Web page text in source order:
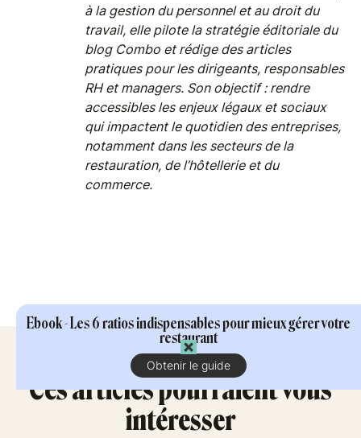
Ebook - Les 6 ratios indispensables pour mieux gérer votre
restaurant
Obtenir le guide
à la gestion du personnel et au droit du
travail, elle pilote la stratégie éditoriale du
blog Combo et rédige des articles
pratiques pour les dirigeants, responsables
RH et managers. Son objectif : rendre
accessibles les enjeux légaux et sociaux
qui impactent le quotidien des entreprises,
notamment dans les secteurs de la
restauration, de l’hôtellerie et du
commerce.
Ces articles pourraient vous
intéresser